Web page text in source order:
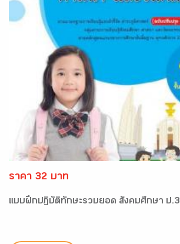
ราคา 32 บาท
แบบฝึกปฏิบัติทักษะรวบยอด สังคมศึกษา ป.3